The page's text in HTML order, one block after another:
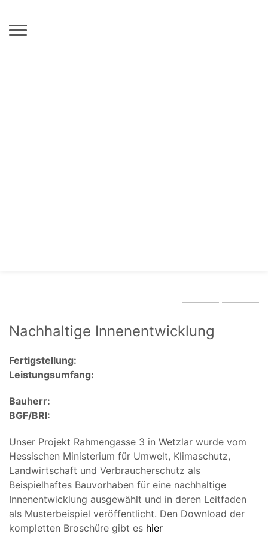
Nachhaltige Innenentwicklung
Fertigstellung:
Leistungsumfang:
Bauherr:
BGF/BRI:
Unser Projekt Rahmengasse 3 in Wetzlar wurde vom
Hessischen Ministerium für Umwelt, Klimaschutz,
Landwirtschaft und Verbraucherschutz als
Beispielhaftes Bauvorhaben für eine nachhaltige
Innenentwicklung ausgewählt und in deren Leitfaden
als Musterbeispiel veröffentlicht. Den Download der
kompletten Broschüre gibt es hier